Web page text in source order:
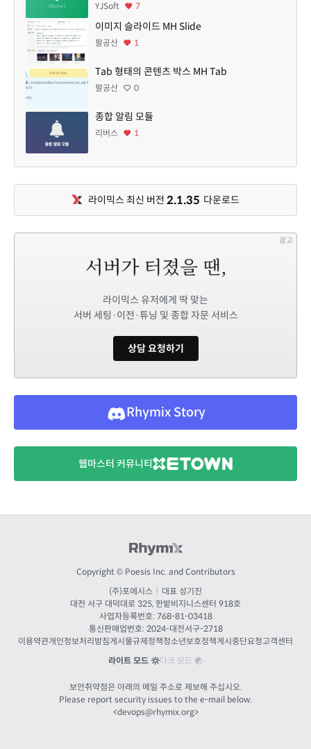
YJSoft 7
이미지 슬라이드 MH Slide
팔공산 1
Tab 형태의 콘텐츠 박스 MH Tab
팔공산 0
종합 알림 모듈
리버스 1
라이믹스 최신 버전 2.1.35 다운로드
광고
라이믹스 유저에게 딱 맞는
서버 세팅·이전·튜닝 및 종합 자문 서비스
상담 요청하기
Rhymix Story
웹마스터 커뮤니티
Copyright © Poesis Inc. and Contributors
(주)포에시스 | 대표 성기진
대전 서구 대덕대로 325, 한밭비지니스센터 918호
사업자등록번호: 768-81-03418
통신판매업번호: 2024-대전서구-2718
이용약관개인정보처리방침게시물규제정책청소년보호정책게시중단요청고객센터
라이트 모드
다크 모드
보안취약점은 아래의 메일 주소로 제보해 주십시오.
Please report security issues to the e-mail below.
<devops@rhymix.org>